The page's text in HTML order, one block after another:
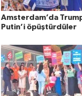
Amsterdam’da
Putin’i öpüştürdüler